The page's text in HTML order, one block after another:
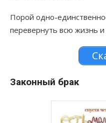
Порой одно-
перевернуть всю жизнь и
Законный брак